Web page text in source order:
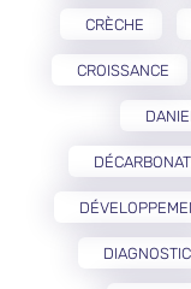
CRÈCHE
CROISSANCE
DIAGNOSTIC